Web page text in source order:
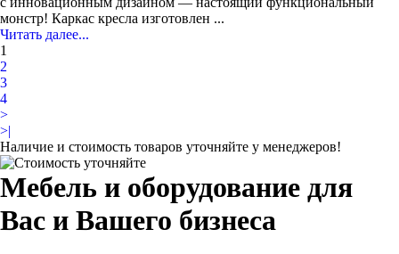
монстр! Каркас кресла изготовлен ...
Читать далее...
1
2
3
4
>
>|
Наличие и стоимость товаров уточняйте у менеджеров!
Мебель и оборудование для
Вас и Вашего бизнеса